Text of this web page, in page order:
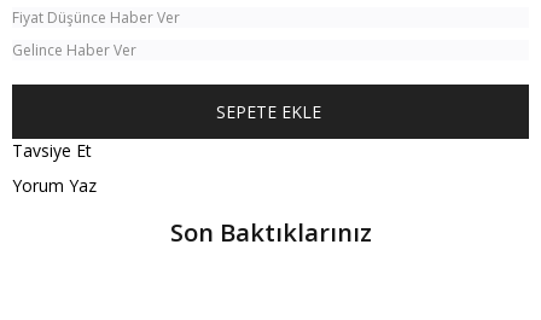
Fiyat Düşünce Haber Ver
Gelince Haber Ver
Tavsiye Et
Yorum Yaz
Son Baktıklarınız